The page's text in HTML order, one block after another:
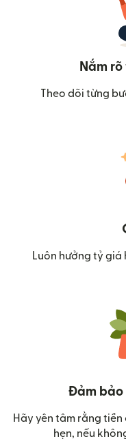
Nắm
Theo dõi từng
Luôn hưởng tỷ giá
Đảm bảo
Hãy yên tâm rằng
hẹn, nếu